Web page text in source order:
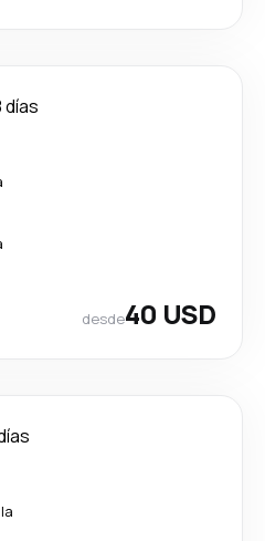
días
desde40 USD